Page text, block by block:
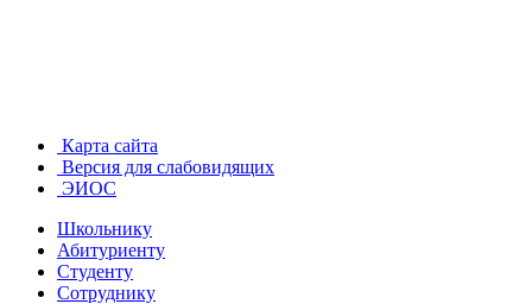
Карта сайта
Версия для слабовидящих
ЭИОС
Школьнику
Абитуриенту
Студенту
Сотруднику